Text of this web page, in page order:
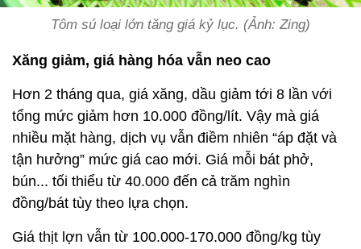
Tôm sú loại lớn tăng giá kỷ lục. (Ảnh: Zing)
Xăng giảm, giá hàng hóa vẫn neo cao
Hơn 2 tháng qua, giá xăng, dầu giảm tới 8 lần với
tổng mức giảm hơn 10.000 đồng/lít. Vậy mà giá
nhiều mặt hàng, dịch vụ vẫn điềm nhiên “áp đặt và
tận hưởng” mức giá cao mới. Giá mỗi bát phở,
bún... tối thiểu từ 40.000 đến cả trăm nghìn
đồng/bát tùy theo lựa chọn.
Giá thịt lợn vẫn từ 100.000-170.000 đồng/kg tùy